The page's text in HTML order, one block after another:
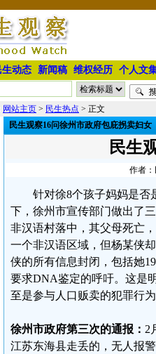
生动态 新闻稿 维权经历 个人文
网站主页 > 民生热点 > 正文
民生观察16问徐州市政府包庇拐卖妇女
民生
作者：
针对徐8个孩子妈妈是否
下，徐州市宣传部门做出了
非汉语村落中，其父母死亡
一个非汉语区域，但杨某侠
侠的所有信息封闭，包括她
要求DNA鉴定的呼吁。这是
至是参与人口贩卖的犯罪行
徐州市政府第三次的通报： 2
江苏东海县走丢的，无人报